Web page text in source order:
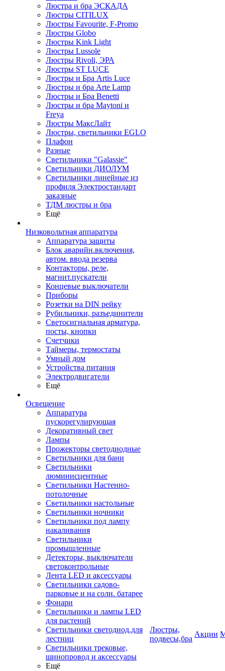
Люстра и бра ЭСКАДА
Люстры CITILUX
Люстры Favourite, F-Promo
Люстры Globo
Люстры Kink Light
Люстры Lussole
Люстры Rivoli, ЭРА
Люстры ST LUCE
Люстры и Бра Artis Luce
Люстры и бра Arte Lamp
Люстры и Бра Benetti
Люстры и бра Maytoni и
Freya
Люстры МаксЛайт
Люстры, светильники EGLO
Плафон
Разные
Светильники "Galassie"
Светильники ДИОЛУМ
Светильники линейные из
профиля Электростандарт
заказные
ТДМ люстры и бра
Ещё
Низковольтная аппаратура
Аппаратура защиты
Блок аварийн.включения,
автом. ввода резерва
Контакторы, реле,
магнит.пускатели
Концевые выключатели
Приборы
Розетки на DIN рейку
Рубильники, разъединители
Светосигнальная арматура,
посты, кнопки
Счетчики
Таймеры, термостаты
Умный дом
Устройства питания
Электродвигатели
Ещё
Освещение
Аппаратура
пускорегулирующая
Декоративный свет
Лампы
Прожекторы светодиодные
Светильники для бани
Светильники
люминисцентные
Светильники Настенно-
потолочные
Светильники настольные
Светильники ночники
Светильники под лампу
накаливания
Светильники
промышленные
Детекторы, выключатели
светоконтрольные
Лента LED и аксессуары
Светильники садово-
парковые и на солн. батарее
Фонари
Светильники и лампы LED
для растений
Светильники светодиод.для
лестниц
Светильники трековые,
шинопровод и аксессуары
Ещё
Люстры,
подвесы,бра
Акции